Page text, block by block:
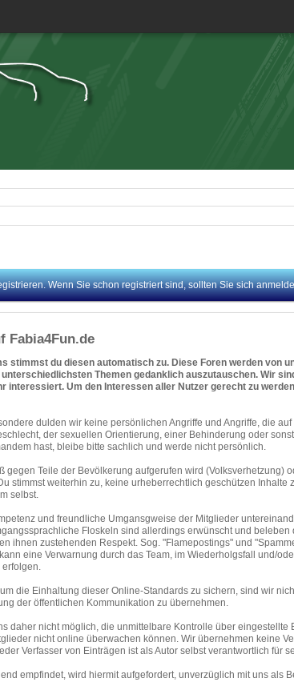
Wenn Sie schon registriert sind, sollten Sie sich
Fabia4Fun.de
stimmst du diesen automatisch zu. Diese Foren werden von
Themen gedanklich auszutauschen. Wir
Um den Interessen aller Nutzer gerecht zu
dulden wir keine persönlichen Angriffe und Angriffe, die
der sexuellen Orientierung, einer Behinderung oder
hast, bleibe bitte sachlich und werde nicht persönlich.
Teile der Bevölkerung aufgerufen wird (Volksverhetzung)
stimmst weiterhin zu, keine urheberrechtlich geschützen Inhalte
selbst.
und freundliche Umgansgweise der Mitglieder
Floskeln sind allerdings erwünscht und beleben
ihnen zustehenden Respekt. Sog. "Flamepostings" und
eine Verwarnung durch das Team, im Wiederholgsfall und/
erfolgen.
die Einhaltung dieser Online-Standards zu sichern, sind wir
der öffentlichen Kommunikation zu übernehmen.
daher nicht möglich, die unmittelbare Kontrolle über eingestellte
nicht online überwachen können. Wir übernehmen keine
Verfasser von Einträgen ist als Autor selbst verantwortlich für
empfindet, wird hiermit aufgefordert, unverzüglich mit uns als